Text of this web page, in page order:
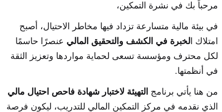
مرحباً بك في نشرة التمكين،
في بيئة مالية متسارعة تزداد فيها مخاطر الاحتيال، أصبح
امتلاك ا لخبرة في الكشف والتحقيق المالي عنصرًا حاسمًا
لكل محترف ومؤسسة تسعى لحماية مواردها وتعزيز الثقة
في أنظمتها.
من هنا يأتي برنامج التهيئة لاختبار شهادة فاحص احتيال مالي
الذي نقدمه في مركز التمكين المالي للتدريب، ليكون فرصة